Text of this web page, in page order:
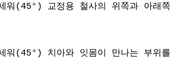
워(45°) 교정용 철사의 위쪽과 아래쪽
워(45°) 치아와 잇몸이 만나는 부위를